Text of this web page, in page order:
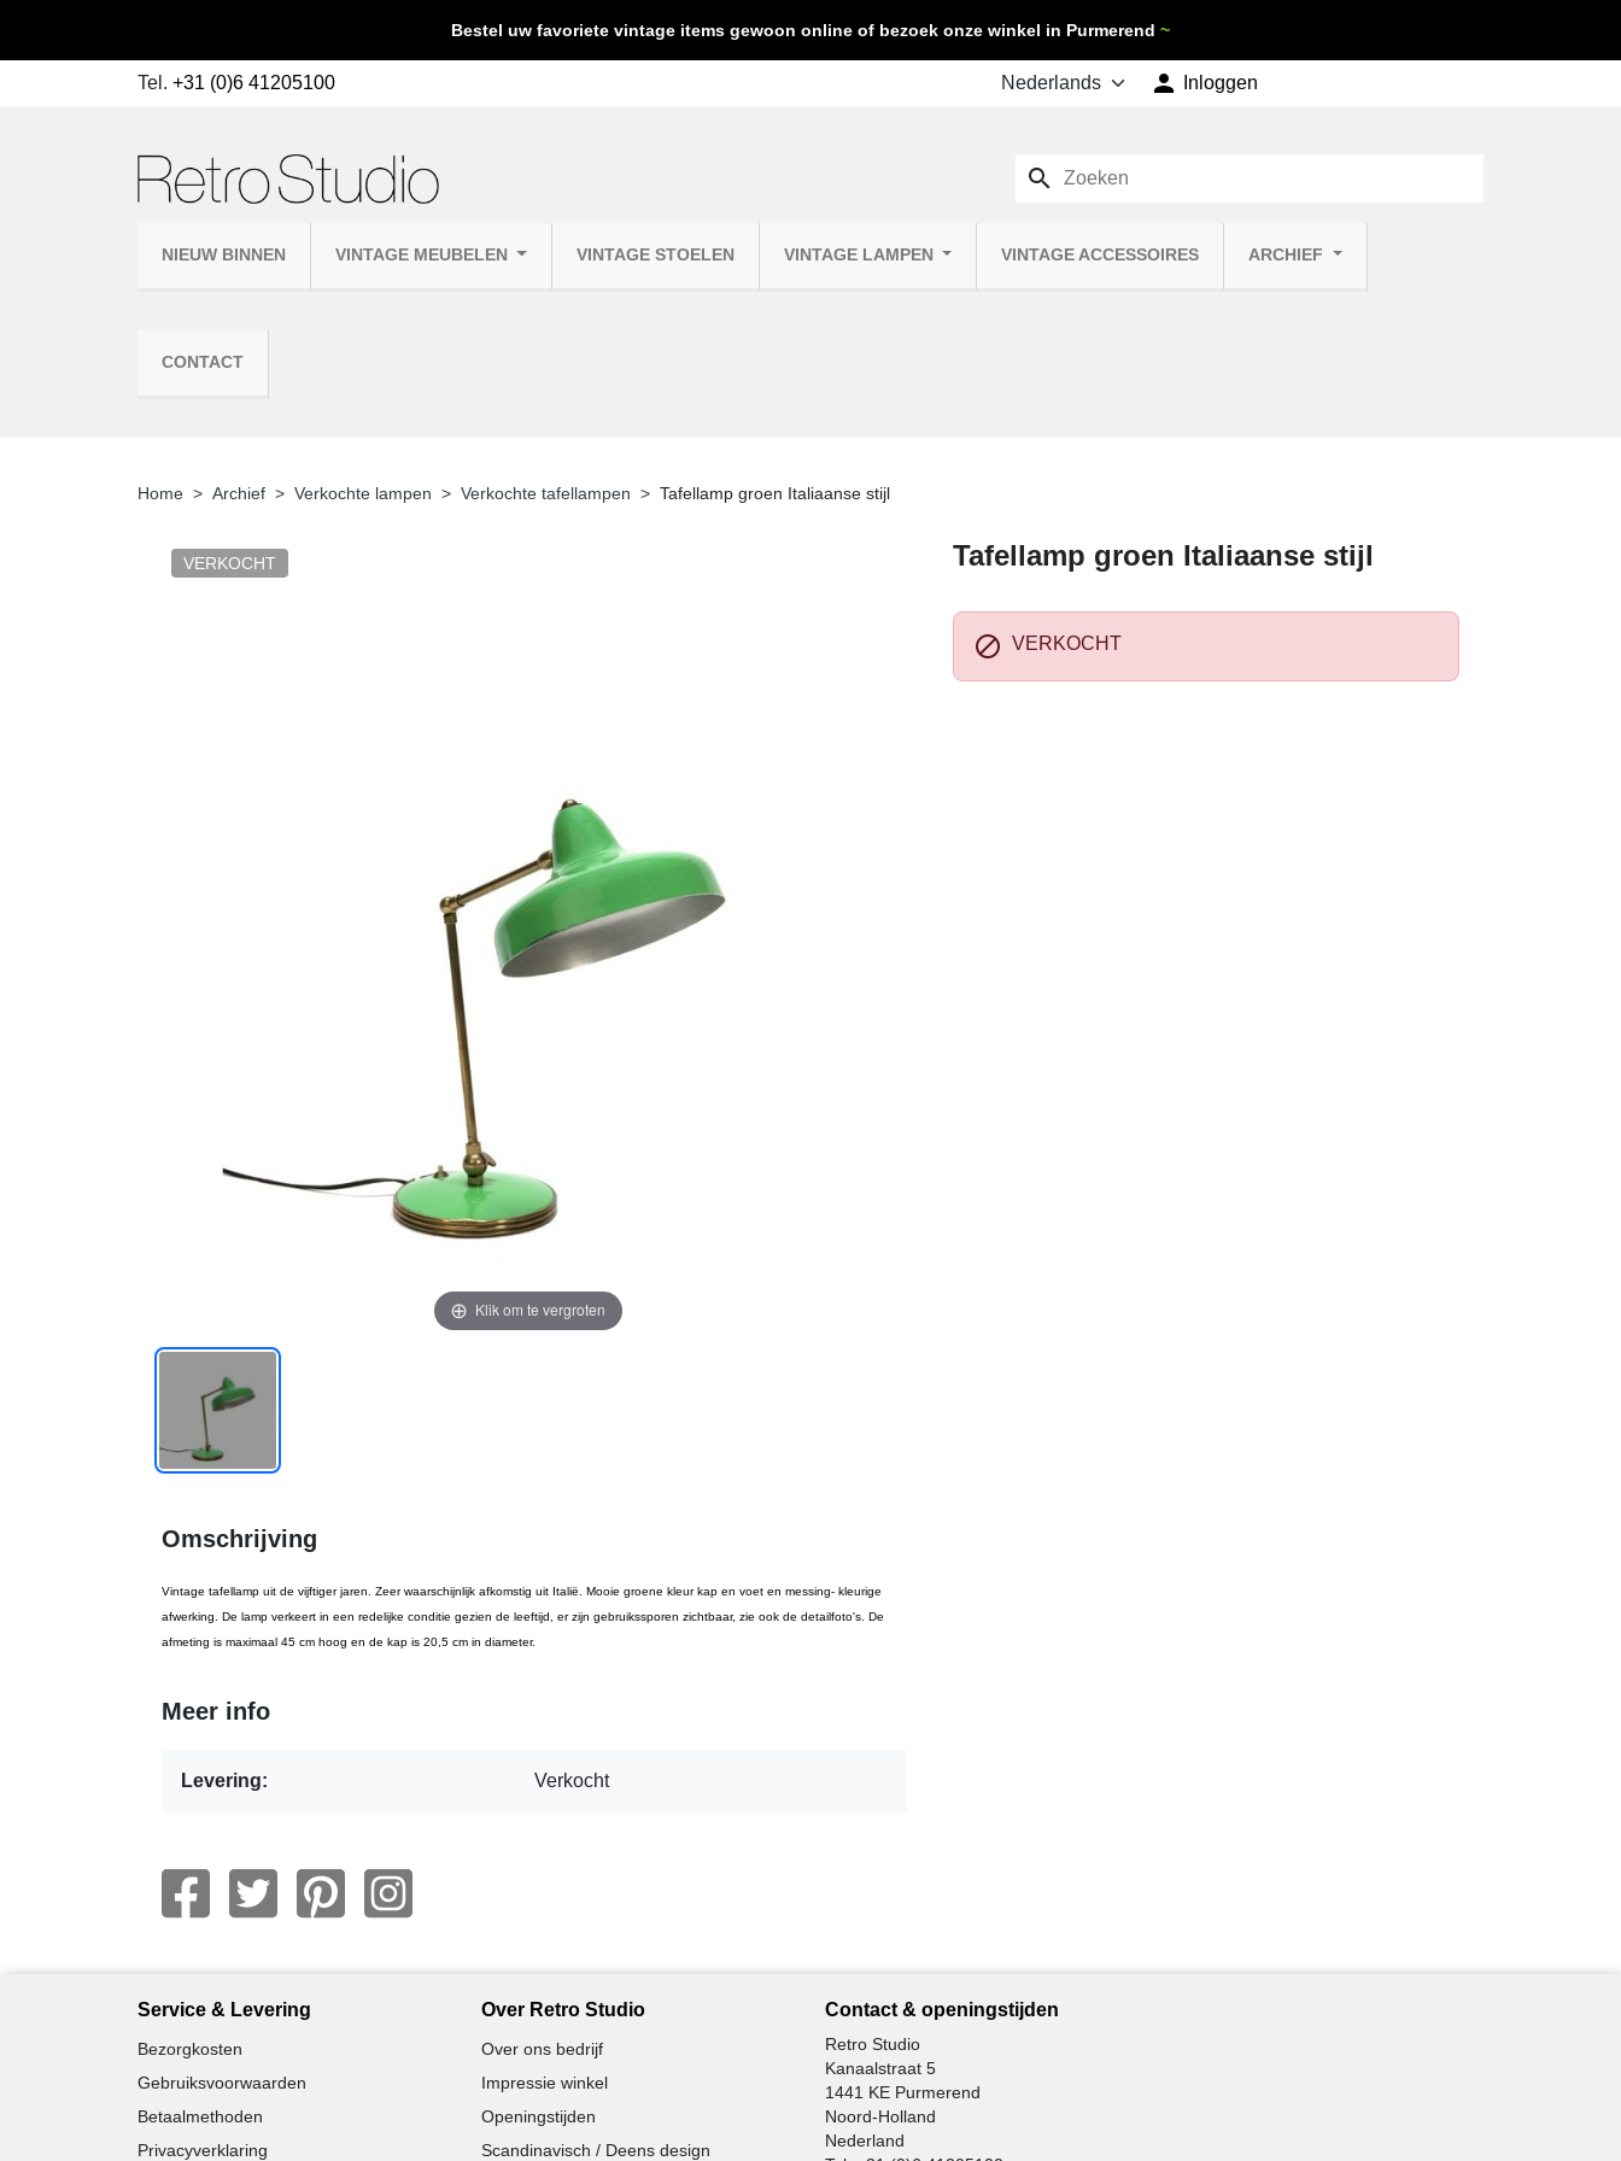
Bestel uw favoriete vintage items gewoon online of bezoek onze winkel in Purmerend ~
Tel. +31 (0)6 41205100  Inloggen
NIEUW BINNEN VINTAGE MEUBELEN VINTAGE STOELEN VINTAGE LAMPEN VINTAGE ACCESSOIRES ARCHIEF
CONTACT
search
Home Archief Verkochte lampen Verkochte tafellampen Tafellamp groen Italiaanse stijl
VERKOCHT
Klik om te vergroten
Tafellamp groen Italiaanse stijl
 VERKOCHT
Omschrijving
Vintage tafellamp uit de vijftiger jaren. Zeer waarschijnlijk afkomstig uit Italië. Mooie groene kleur kap en voet en messing- kleurige
afwerking. De lamp verkeert in een redelijke conditie gezien de leeftijd, er zijn gebruikssporen zichtbaar, zie ook de detailfoto's. De
afmeting is maximaal 45 cm hoog en de kap is 20,5 cm in diameter.
Meer info
Levering: Verkocht
Service & Levering
Bezorgkosten
Gebruiksvoorwaarden
Betaalmethoden
Privacyverklaring
Over Retro Studio
Over ons bedrijf
Impressie winkel
Openingstijden
Scandinavisch / Deens design
Contact & openingstijden
Retro Studio
Kanaalstraat 5
1441 KE Purmerend
Noord-Holland
Nederland